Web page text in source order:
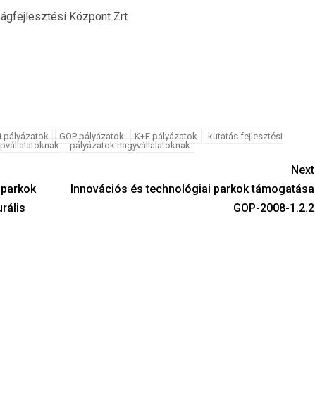
Központ Zrt
pályázatok GOP pályázatok K+F pályázatok
kutatás fejlesztési
pályázatok nagyvállalatoknak
Next
Innovációs és technológiai parkok támogatása
GOP-2008-1.2.2